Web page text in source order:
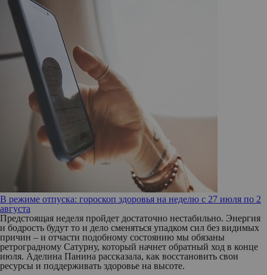
В режиме отпуска: гороскоп здоровья на неделю с 27 июля по 2
августа
Предстоящая неделя пройдет достаточно нестабильно. Энергия
и бодрость будут то и дело сменяться упадком сил без видимых
причин – и отчасти подобному состоянию мы обязаны
ретроградному Сатурну, который начнет обратный ход в конце
июля. Аделина Панина рассказала, как восстановить свои
ресурсы и поддерживать здоровье на высоте.